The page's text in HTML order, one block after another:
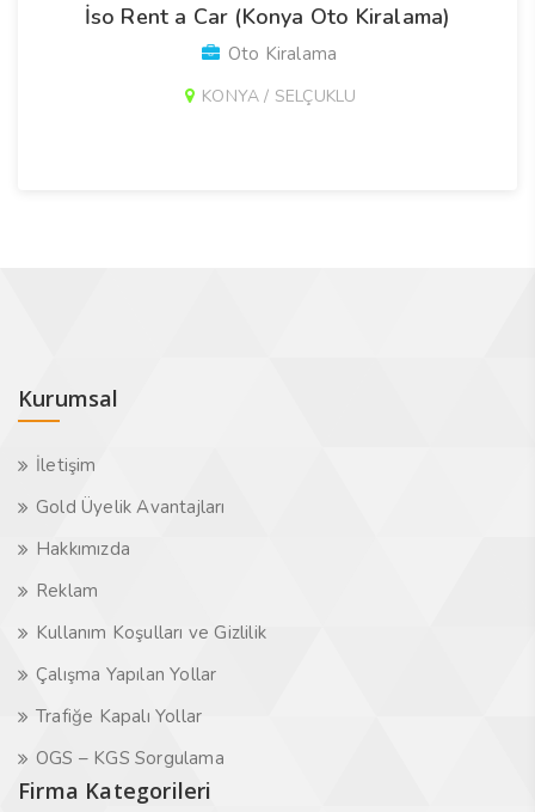
İso Rent a Car (Konya Oto Kiralama)
Oto Kiralama
KONYA / SELÇUKLU
Kurumsal
İletişim
Gold Üyelik Avantajları
Hakkımızda
Reklam
Kullanım Koşulları ve Gizlilik
Çalışma Yapılan Yollar
Trafiğe Kapalı Yollar
OGS – KGS Sorgulama
Firma Kategorileri